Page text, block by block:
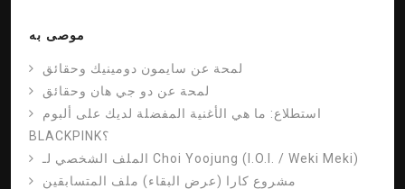
موصى به
لمحة عن سايمون دومينيك وحقائق
لمحة عن دو جي هان وحقائق
استطلاع: ما هي الأغنية المفضلة لديك على ألبوم
BLACKPINK؟
الملف الشخصي لـ Choi Yoojung (I.O.I. / Weki Meki)
مشروع كارا (عرض البقاء) ملف المتسابقين